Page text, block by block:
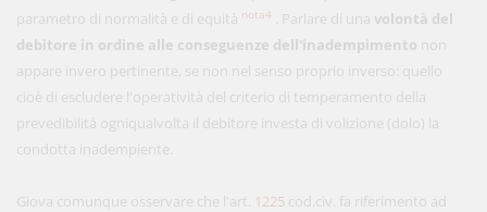
parametro di normalità e di equità nota4 . Parlare di una volontà del
debitore in ordine alle conseguenze dell'inadempimento non
appare invero pertinente, se non nel senso proprio inverso: quello
cioè di escludere l'operatività del criterio di temperamento della
prevedibilità ogniqualvolta il debitore investa di volizione (dolo) la
condotta inadempiente.
Giova comunque osservare che l'art. 1225 cod.civ. fa riferimento ad